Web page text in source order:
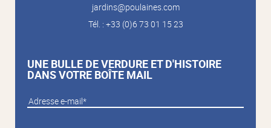
jardins@poulaines.com
Tél. : +33 (0)6 73 01 15 23
UNE BULLE DE VERDURE ET D'HISTOIRE
DANS VOTRE BOÎTE MAIL